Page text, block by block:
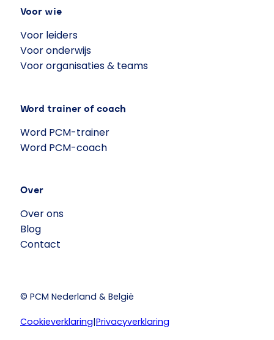
Voor wie
Voor leiders
Voor onderwijs
Voor organisaties & teams
Word trainer of coach
Word PCM-trainer
Word PCM-coach
Over
Over ons
Blog
Contact
© PCM Nederland & België
Cookieverklaring|Privacyverklaring